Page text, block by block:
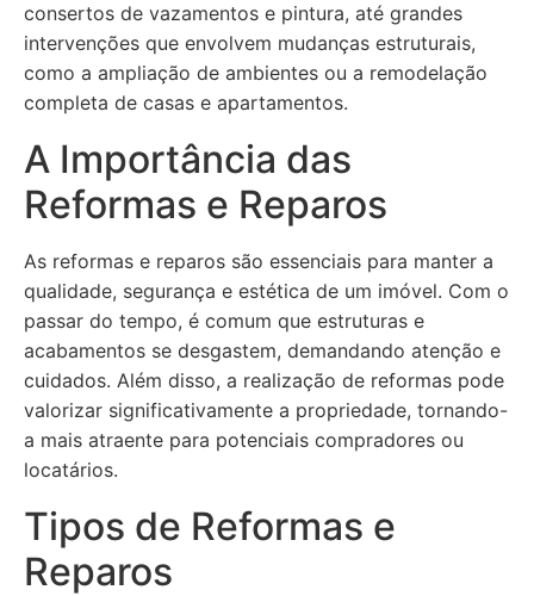
consertos de vazamentos e pintura, até grandes
intervenções que envolvem mudanças estruturais,
como a ampliação de ambientes ou a remodelação
completa de casas e apartamentos.
A Importância das
Reformas e Reparos
As reformas e reparos são essenciais para manter a
qualidade, segurança e estética de um imóvel. Com o
passar do tempo, é comum que estruturas e
acabamentos se desgastem, demandando atenção e
cuidados. Além disso, a realização de reformas pode
valorizar significativamente a propriedade, tornando-
a mais atraente para potenciais compradores ou
locatários.
Tipos de Reformas e
Reparos